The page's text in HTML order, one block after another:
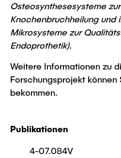
Osteosynthesesysteme
Knochenbruchheilung und
Mikrosysteme zur
Endoprothetik).
Weitere Informationen zu
Forschungsprojekt können
bekommen.
Publikationen
4-07.084V